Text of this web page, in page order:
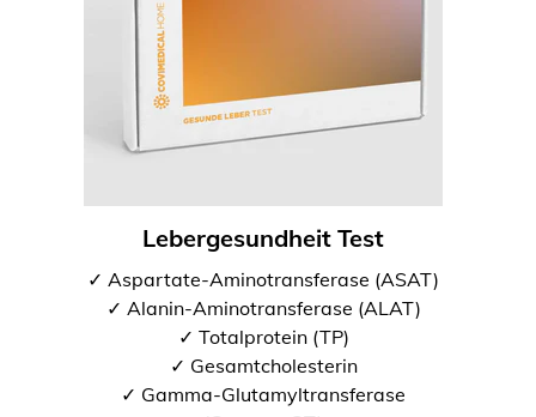
Lebergesundheit Test
✓ Aspartate-Aminotransferase (ASAT)
✓ Alanin-Aminotransferase (ALAT)
✓ Totalprotein (TP)
✓ Gesamtcholesterin
✓ Gamma-Glutamyltransferase